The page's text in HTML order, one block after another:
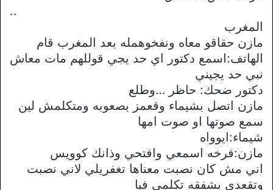
..
المغرب
مازن حقاقو معاه ونفخوهمله بعد المغرب قام
الهاتف:اسمع دكتور اي حد يجي قوللهم مات معاش
نبي حد يجيني
دكتور ضحك: حاظر …وطلع
مازن اتصل بشيماء وقعمز بصعوبه ومتكلمش لين
سمع صوتها او صوت امها
شيماء:ايوواه
مازن:فرخه اسمعي وافتحي وذانك كوويس
اني مش كان نصبت معناها تغفريلي لاني نصبت
وتقعدي بشفقه تكلمي فيا